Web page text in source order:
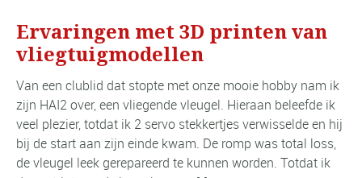
Ervaringen met 3D printen van
vliegtuigmodellen
Van een clublid dat stopte met onze mooie hobby nam ik
zijn HAI2 over, een vliegende vleugel. Hieraan beleefde ik
veel plezier, totdat ik 2 servo stekkertjes verwisselde en hij
bij de start aan zijn einde kwam. De romp was total loss,
de vleugel leek gerepareerd te kunnen worden. Totdat ik